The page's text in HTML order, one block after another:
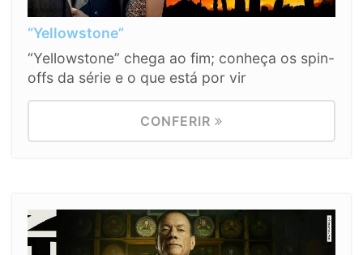
“Yellowstone”
“Yellowstone” chega ao fim; conheça os spin-
offs da série e o que está por vir
CONFERIR